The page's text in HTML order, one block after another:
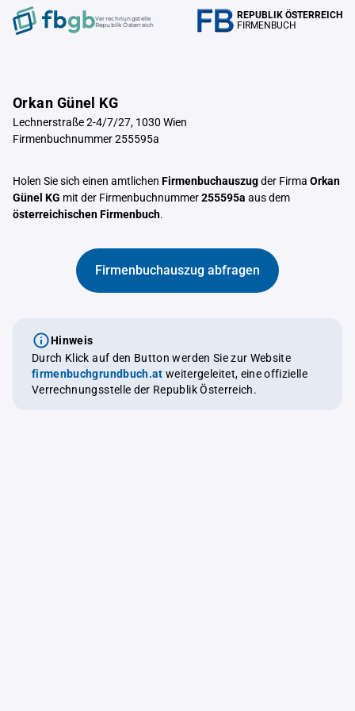
Verrechnungstelle
Republik Österreich
REPUBLIK ÖSTERREICH
FIRMENBUCH
Orkan Günel KG
Lechnerstraße 2-4/7/27, 1030 Wien
Firmenbuchnummer 255595a
Holen Sie sich einen amtlichen Firmenbuchauszugder Firma Orkan
Günel KG mit der Firmenbuchnummer255595a aus dem
österreichischen Firmenbuch.
Firmenbuchauszug abfragen
Hinweis
Durch Klick auf den Button werden Sie zur Website
firmenbuchgrundbuch.at weitergeleitet, eine offizielle
Verrechnungsstelle der Republik Österreich.